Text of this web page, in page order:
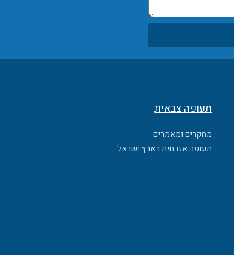
תעופה צבאית
מחקרים ומאמרים
תעופה אזרחית בארץ ישראל